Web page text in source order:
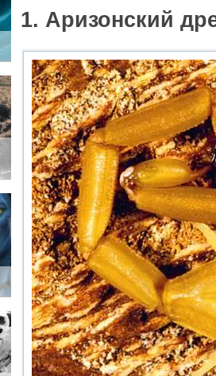
1. Аризонский